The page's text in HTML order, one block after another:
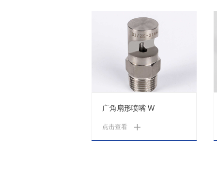
广角扇形喷嘴 W
点击查看